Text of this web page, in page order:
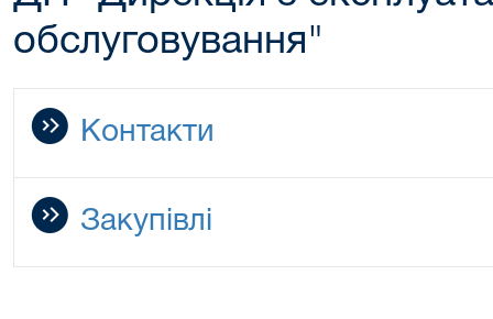
обслуговування"
Контакти
Закупівлі